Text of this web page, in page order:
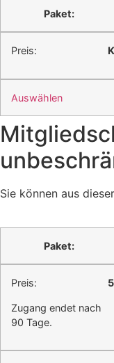
Auswählen
Sie können aus
Zugang endet nach
90 Tage.